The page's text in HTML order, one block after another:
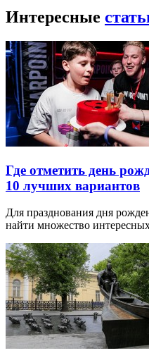
Интересные
Где отметить день
10 лучших вариантов
Для празднования дня
найти множество